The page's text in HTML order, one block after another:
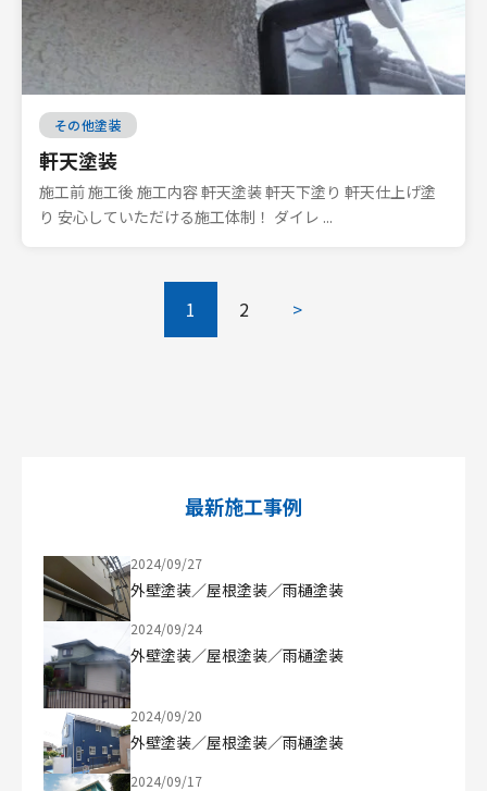
その他塗装
軒天塗装
施工前 施工後 施工内容 軒天塗装 軒天下塗り 軒天仕上げ塗
り 安心していただける施工体制！ ダイレ ...
1 2 >
最新施工事例
2024/09/27
外壁塗装／屋根塗装／雨樋塗装
2024/09/24
外壁塗装／屋根塗装／雨樋塗装
2024/09/20
外壁塗装／屋根塗装／雨樋塗装
2024/09/17